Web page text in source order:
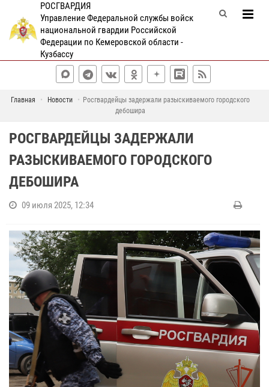
РОСГВАРДИЯ
Управление Федеральной службы войск
национальной гвардии Российской
Федерации по Кемеровской области -
Кузбассу
Главная Новости
Росгвардейцы задержали разыскиваемого городского
дебошира
РОСГВАРДЕЙЦЫ ЗАДЕРЖАЛИ
РАЗЫСКИВАЕМОГО ГОРОДСКОГО
ДЕБОШИРА
09 июля 2025, 12:34